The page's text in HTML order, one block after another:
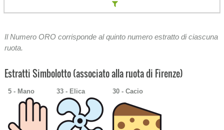
Il Numero ORO corrisponde al quinto numero estratto di ciascuna
ruota.
Estratti Simbolotto (associato alla ruota di Firenze)
5 - Mano 33 - Elica 30 - Cacio